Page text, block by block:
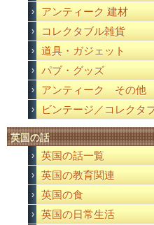
アンティーク 建材
コレクタブル雑貨
道具・ガジェット
パブ・グッズ
アンティーク その他
ビンテージ／コレクタ
英国の話
英国の話一覧
英国の教育関連
英国の食
英国の日常生活